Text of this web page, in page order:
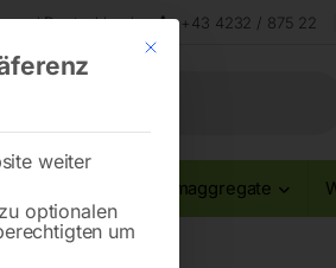
und Deutschland +43 4232 / 875 22
Stromaggregate
Mit diesem Button wird der
weiter
optionalen
um